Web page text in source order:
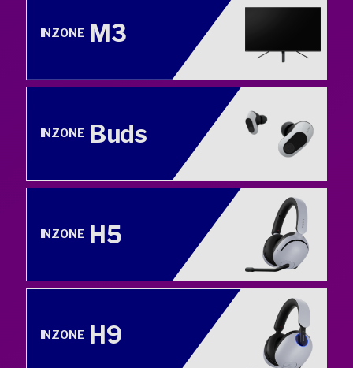
INZONE M3
INZONE Buds
INZONE H5
INZONE H9